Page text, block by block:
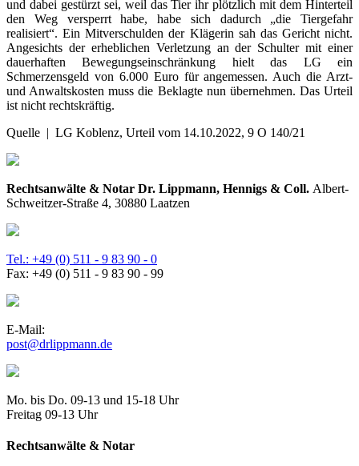
und dabei gestürzt sei, weil das Tier ihr plötzlich mit dem Hinterteil
den Weg versperrt habe, habe sich dadurch „die Tiergefahr
realisiert“. Ein Mitverschulden der Klägerin sah das Gericht nicht.
Angesichts der erheblichen Verletzung an der Schulter mit einer
dauerhaften Bewegungseinschränkung hielt das LG ein
Schmerzensgeld von 6.000 Euro für angemessen. Auch die Arzt-
und Anwaltskosten muss die Beklagte nun übernehmen. Das Urteil
ist nicht rechtskräftig.
Quelle | LG Koblenz, Urteil vom 14.10.2022, 9 O 140/21
Rechtsanwälte & Notar Dr. Lippmann, Hennigs & Coll. Albert-
Schweitzer-Straße 4, 30880 Laatzen
Tel.: +49 (0) 511 - 9 83 90 - 0
Fax: +49 (0) 511 - 9 83 90 - 99
E-Mail:
post@drlippmann.de
Mo. bis Do. 09-13 und 15-18 Uhr
Freitag 09-13 Uhr
Rechtsanwälte & Notar